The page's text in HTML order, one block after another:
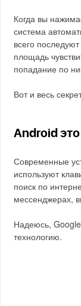
Когда вы
система
всего
площадь
попадание по
Вот и весь
Android
Современные
используют
поиск по
мессенджерах,
Надеюсь, Google
технологию.